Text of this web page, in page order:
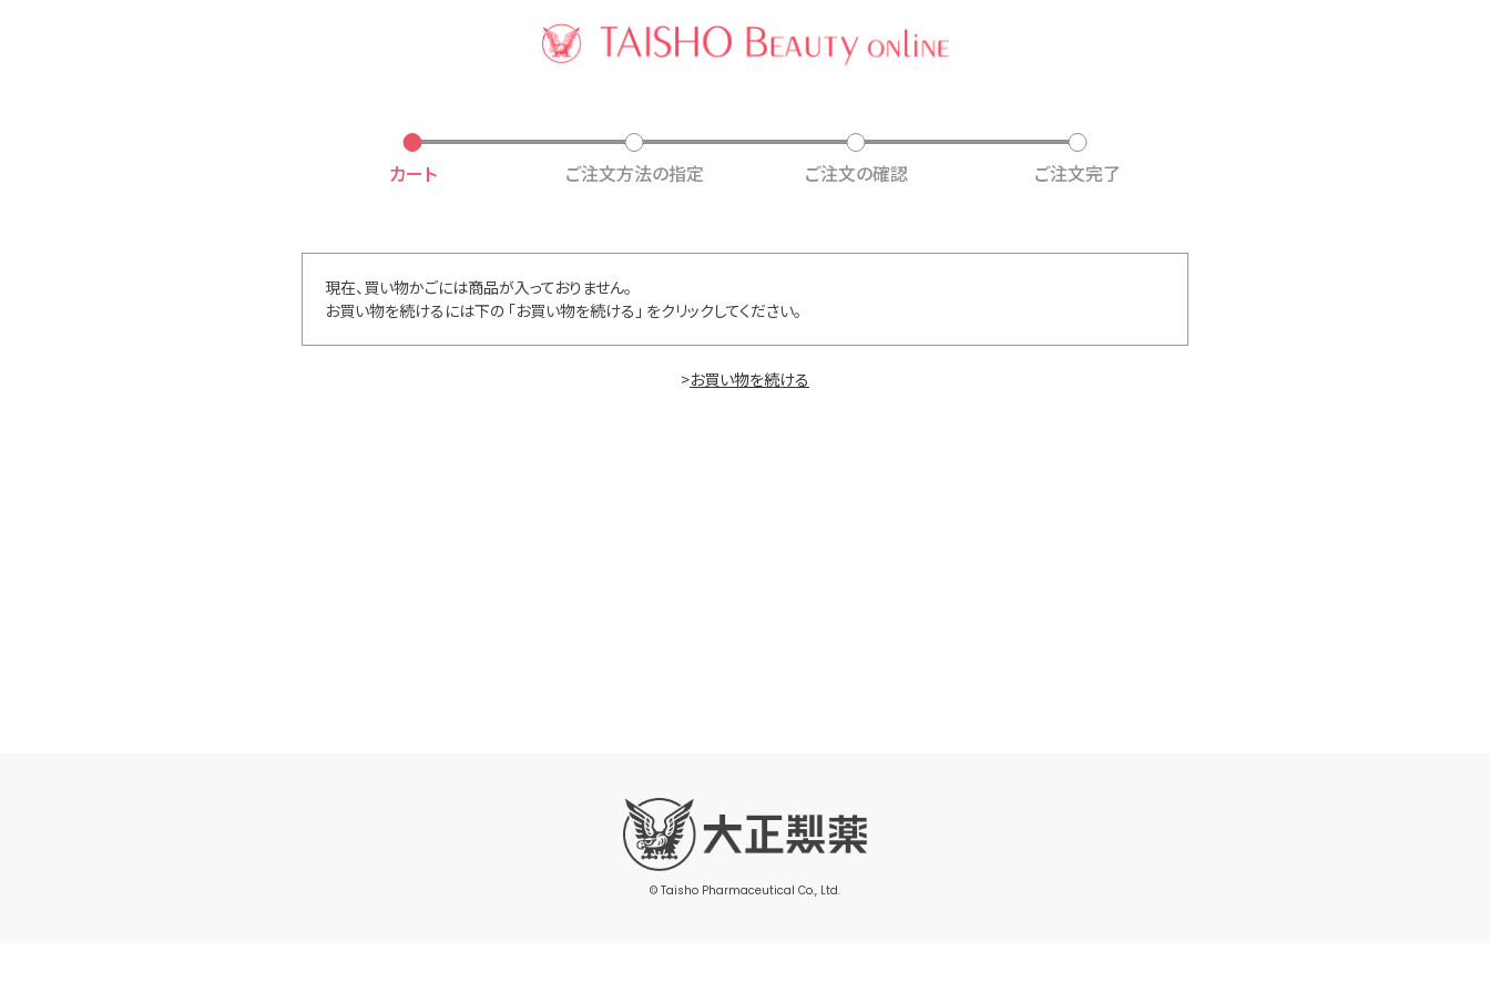
カート ご注文方法の指定 ご注文の確認 ご注文完了
現在、買い物かごには商品が入っておりません。
お買い物を続けるには下の 「お買い物を続ける」 をクリックしてください。
>
© Taisho Pharmaceutical Co., Ltd.